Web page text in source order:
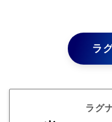
ラ
ラグ